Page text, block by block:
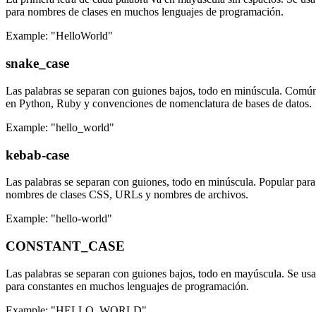
para nombres de clases en muchos lenguajes de programación.
Example: "HelloWorld"
snake_case
Las palabras se separan con guiones bajos, todo en minúscula.
en Python, Ruby y convenciones de nomenclatura de bases de datos.
Example: "hello_world"
kebab-case
Las palabras se separan con guiones, todo en minúscula. Popular para
nombres de clases CSS, URLs y nombres de archivos.
Example: "hello-world"
CONSTANT_CASE
Las palabras se separan con guiones bajos, todo en mayúscula. Se usa
para constantes en muchos lenguajes de programación.